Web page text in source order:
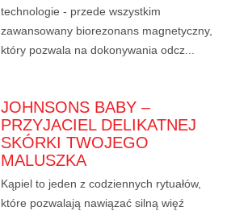
technologie - przede wszystkim
zawansowany biorezonans magnetyczny,
który pozwala na dokonywania odcz...
JOHNSONS BABY –
PRZYJACIEL DELIKATNEJ
SKÓRKI TWOJEGO
MALUSZKA
Kąpiel to jeden z codziennych rytuałów,
które pozwalają nawiązać silną więź